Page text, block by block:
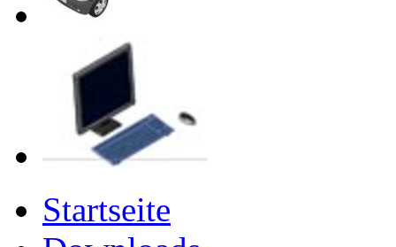
Startseite